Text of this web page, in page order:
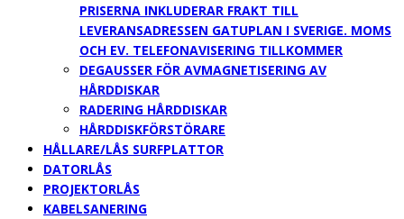
PRISERNA INKLUDERAR FRAKT TILL
LEVERANSADRESSEN GATUPLAN I SVERIGE. MOMS
OCH EV. TELEFONAVISERING TILLKOMMER
DEGAUSSER FÖR AVMAGNETISERING AV
HÅRDDISKAR
RADERING HÅRDDISKAR
HÅRDDISKFÖRSTÖRARE
HÅLLARE/LÅS SURFPLATTOR
DATORLÅS
PROJEKTORLÅS
KABELSANERING